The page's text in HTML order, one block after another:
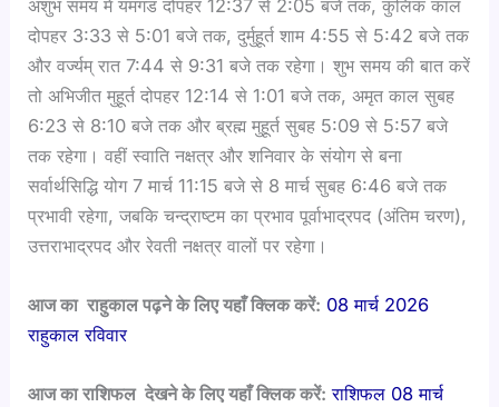
अशुभ समय में यमगंड दोपहर 12:37 से 2:05 बजे तक, कुलिक काल
दोपहर 3:33 से 5:01 बजे तक, दुर्मुहूर्त शाम 4:55 से 5:42 बजे तक
और वर्ज्यम् रात 7:44 से 9:31 बजे तक रहेगा। शुभ समय की बात करें
तो अभिजीत मुहूर्त दोपहर 12:14 से 1:01 बजे तक, अमृत काल सुबह
6:23 से 8:10 बजे तक और ब्रह्म मुहूर्त सुबह 5:09 से 5:57 बजे
तक रहेगा। वहीं स्वाति नक्षत्र और शनिवार के संयोग से बना
सर्वार्थसिद्धि योग 7 मार्च 11:15 बजे से 8 मार्च सुबह 6:46 बजे तक
प्रभावी रहेगा, जबकि चन्द्राष्टम का प्रभाव पूर्वाभाद्रपद (अंतिम चरण),
उत्तराभाद्रपद और रेवती नक्षत्र वालों पर रहेगा।
आज का राहुकाल पढ़ने के लिए यहाँ क्लिक करें: 08 मार्च 2026
राहुकाल रविवार
आज का राशिफल देखने के लिए यहाँ क्लिक करें: राशिफल 08 मार्च